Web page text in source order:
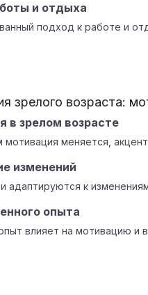
и отдыха
подход к работе и
зрелого возраста:
в зрелом возрасте
мотивация меняется,
изменений
адаптируются к
опыта
влияет на мотивацию и